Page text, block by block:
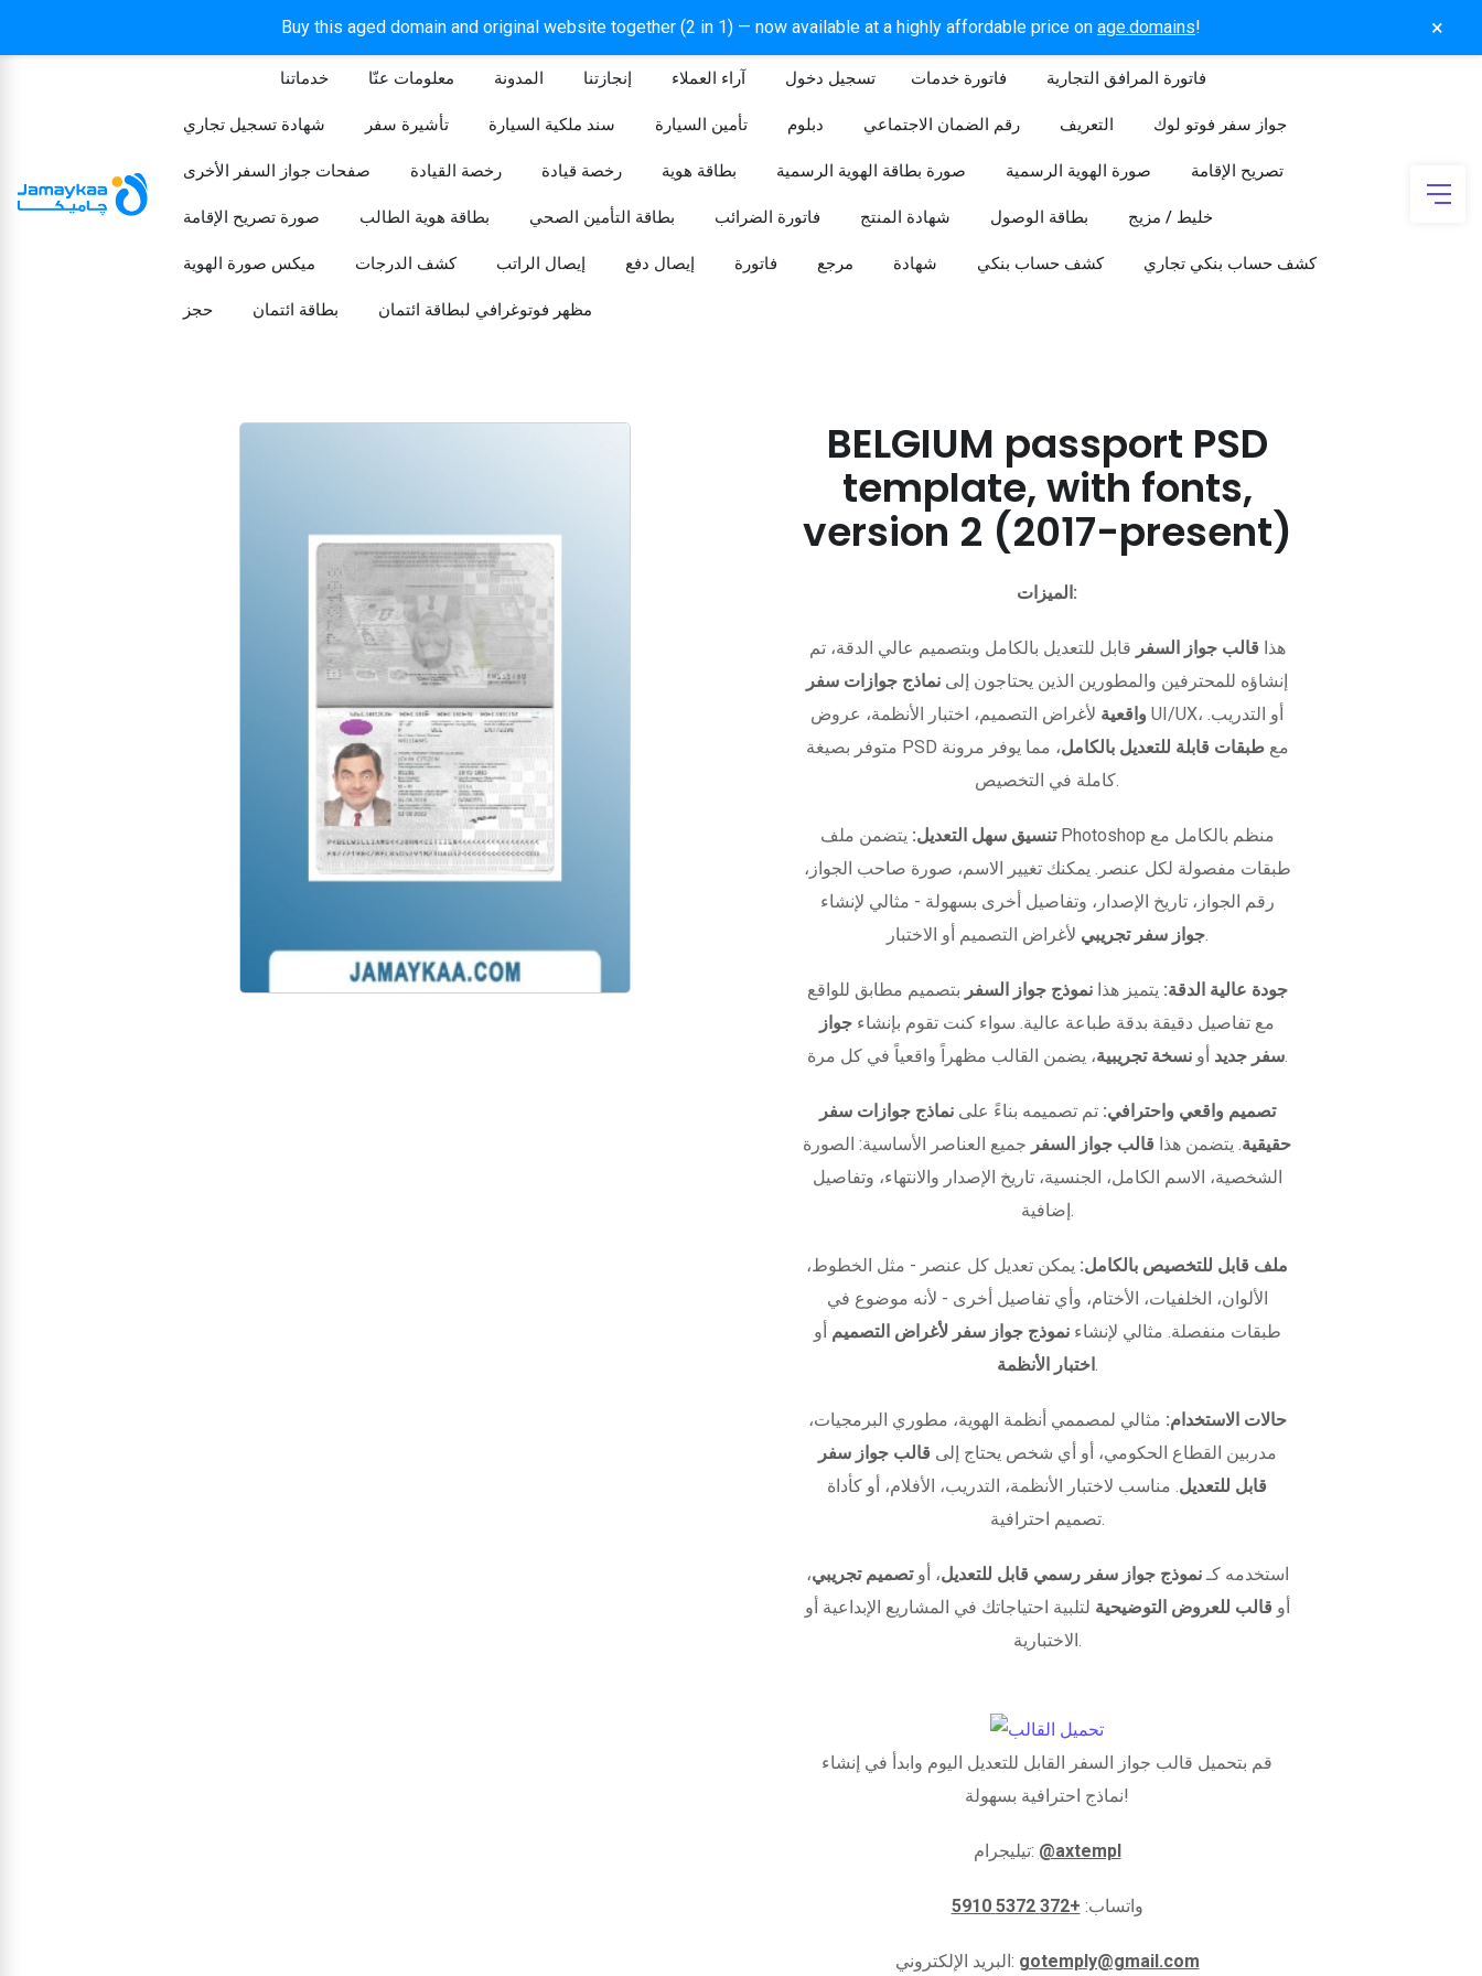
Buy this aged domain and original website together (2 in 1) — now available at a highly affordable price on age.domains! ×
خدماتنا معلومات عنّا المدونة إنجازتنا آراء العملاء تسجيل دخول​ فاتورة خدمات فاتورة المرافق التجارية
شهادة تسجيل تجاري تأشيرة سفر سند ملكية السيارة تأمين السيارة دبلوم رقم الضمان الاجتماعي التعريف جواز سفر فوتو لوك
صفحات جواز السفر الأخرى رخصة القيادة رخصة قيادة بطاقة هوية صورة بطاقة الهوية الرسمية صورة الهوية الرسمية تصريح الإقامة
صورة تصريح الإقامة بطاقة هوية الطالب بطاقة التأمين الصحي فاتورة الضرائب شهادة المنتج بطاقة الوصول خليط / مزيج
ميكس صورة الهوية كشف الدرجات إيصال الراتب إيصال دفع فاتورة مرجع شهادة كشف حساب بنكي كشف حساب بنكي تجاري
حجز بطاقة ائتمان مظهر فوتوغرافي لبطاقة ائتمان
BELGIUM passport PSD
template, with fonts,
version 2 (2017-present)
الميزات:
هذا قالب جواز السفر قابل للتعديل بالكامل وبتصميم عالي الدقة، تم
إنشاؤه للمحترفين والمطورين الذين يحتاجون إلى نماذج جوازات سفر
واقعية لأغراض التصميم، اختبار الأنظمة، عروض UI/UX، أو التدريب.
متوفر بصيغة PSD معطبقات قابلة للتعديل بالكامل، مما يوفر مرونة
كاملة في التخصيص.
تنسيق سهل التعديل: يتضمن ملف Photoshop منظم بالكامل مع
طبقات مفصولة لكل عنصر. يمكنك تغيير الاسم، صورة صاحب الجواز،
رقم الجواز، تاريخ الإصدار، وتفاصيل أخرى بسهولة - مثالي لإنشاء
جواز سفر تجريبيلأغراض التصميم أو الاختبار.
جودة عالية الدقة: يتميز هذانموذج جواز السفر بتصميم مطابق للواقع
مع تفاصيل دقيقة بدقة طباعة عالية. سواء كنت تقوم بإنشاء جواز
سفر جديد أونسخة تجريبية ، يضمن القالب مظهراً واقعياً في كل مرة.
تصميم واقعي واحترافي: تم تصميمه بناءً علىنماذج جوازات سفر
حقيقية. يتضمن هذا قالب جواز السفر جميع العناصر الأساسية: الصورة
الشخصية، الاسم الكامل، الجنسية، تاريخ الإصدار والانتهاء، وتفاصيل
إضافية.
ملف قابل للتخصيص بالكامل: يمكن تعديل كل عنصر - مثل الخطوط،
الألوان، الخلفيات، الأختام، وأي تفاصيل أخرى - لأنه موضوع في
طبقات منفصلة. مثالي لإنشاءنموذج جواز سفر لأغراض التصميم أو
اختبار الأنظمة.
حالات الاستخدام: مثالي لمصممي أنظمة الهوية، مطوري البرمجيات،
مدربين القطاع الحكومي، أو أي شخص يحتاج إلى قالب جواز سفر
قابل للتعديل. مناسب لاختبار الأنظمة، التدريب، الأفلام، أو كأداة
تصميم احترافية.
استخدمه كـنموذج جواز سفر رسمي قابل للتعديل، أوتصميم تجريبي،
أو قالب للعروض التوضيحية لتلبية احتياجاتك في المشاريع الإبداعية أو
الاختبارية.
قم بتحميل قالب جواز السفر القابل للتعديل اليوم وابدأ في إنشاء
نماذج احترافية بسهولة!
تيليجرام: @axtempl
واتساب: +372 5372 5910
البريد الإلكتروني: gotemply@gmail.com